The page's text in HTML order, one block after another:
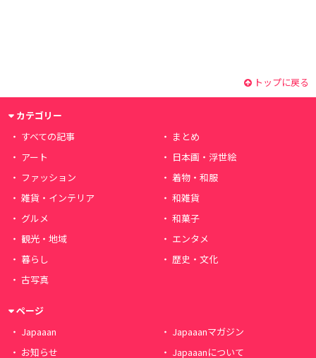
トップに戻る
カテゴリー
すべての記事
まとめ
アート
日本画・浮世絵
ファッション
着物・和服
雑貨・インテリア
和雑貨
グルメ
和菓子
観光・地域
エンタメ
暮らし
歴史・文化
古写真
ページ
Japaaan
Japaaanマガジン
お知らせ
Japaaanについて